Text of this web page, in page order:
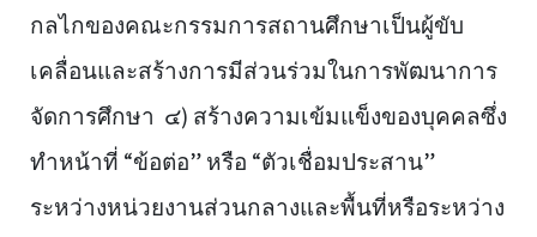
กลไกของคณะกรรมการสถานศึกษาเป็นผู้ขับ
เคลื่อนและสร้างการมีส่วนร่วมในการพัฒนาการ
จัดการศึกษา ๔) สร้างความเข้มแข็งของบุคคลซึ่ง
ทำหน้าที่ “ข้อต่อ” หรือ “ตัวเชื่อมประสาน”
ระหว่างหน่วยงานส่วนกลางและพื้นที่หรือระหว่าง